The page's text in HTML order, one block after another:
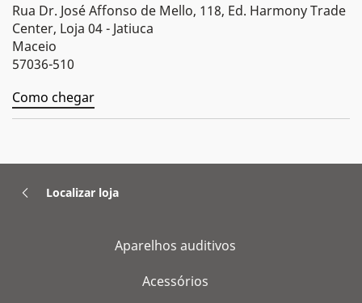
Rua Dr. José Affonso de Mello, 118, Ed. Harmony Trade
Center, Loja 04 - Jatiuca
Maceio
57036-510
Como chegar
Localizar loja
Aparelhos auditivos
Acessórios